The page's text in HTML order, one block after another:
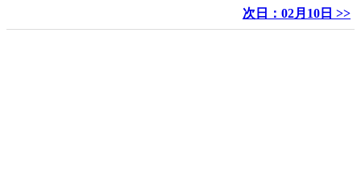
次日：02月10日 >>